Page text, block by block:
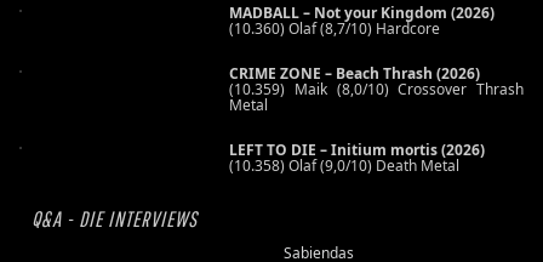
MADBALL – Not your Kingdom (2026)
(10.360) Olaf (8,7/10) Hardcore
CRIME ZONE – Beach Thrash (2026)
(10.359) Maik (8,0/10) Crossover Thrash
Metal
LEFT TO DIE – Initium mortis (2026)
(10.358) Olaf (9,0/10) Death Metal
Q&A - DIE INTERVIEWS
Sabiendas